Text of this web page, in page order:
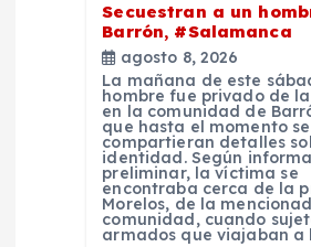
Secuestran a un
Barrón, #Salamanca
agosto 8, 2026
La mañana de este
hombre fue privado de
en la comunidad de
que hasta el momento se
compartieran detalles
identidad. Según
preliminar, la víctima se
encontraba cerca de la
Morelos, de la
comunidad, cuando
armados que viajaban a